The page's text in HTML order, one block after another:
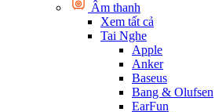
Âm thanh
Xem tất cả
Tai Nghe
Apple
Anker
Baseus
Bang & Olufsen
EarFun